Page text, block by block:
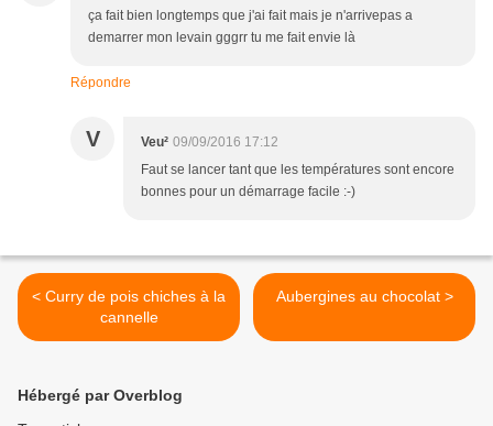
ça fait bien longtemps que j'ai fait mais je n'arrivepas a
demarrer mon levain gggrr tu me fait envie là
Répondre
V Veu² 09/09/2016 17:12
Faut se lancer tant que les températures sont encore
bonnes pour un démarrage facile :-)
< Curry de pois chiches à la
cannelle
Aubergines au chocolat >
Hébergé par Overblog